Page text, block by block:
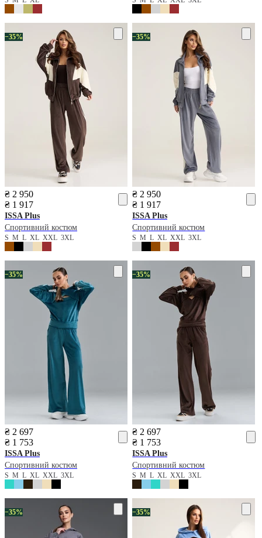
−35%
₴ 2 950
₴ 1 917
ISSA Plus
Спортивний костюм
S M L XL XXL 3XL
−35%
₴ 2 950
₴ 1 917
ISSA Plus
Спортивний костюм
SMLXLXXL3XL
−35%
₴ 2 697
₴ 1 753
ISSA Plus
Спортивний костюм
S M L XL XXL 3XL
−35%
₴ 2 697
₴ 1 753
ISSA Plus
Спортивний костюм
SMLXLXXL3XL
−35% −35%